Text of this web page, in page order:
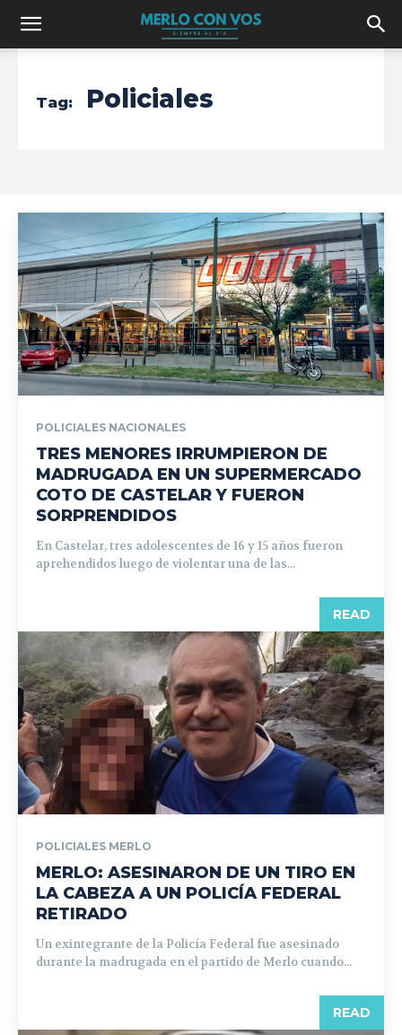
Tag: Policiales
POLICIALES NACIONALES
TRES MENORES IRRUMPIERON DE
MADRUGADA EN UN SUPERMERCADO
COTO DE CASTELAR Y FUERON
SORPRENDIDOS
En Castelar, tres adolescentes de 16 y 15 años fueron
aprehendidos luego de violentar una de las...
READ
POLICIALES MERLO
MERLO: ASESINARON DE UN TIRO EN
LA CABEZA A UN POLICÍA FEDERAL
RETIRADO
Un exintegrante de la Policía Federal fue asesinado
durante la madrugada en el partido de Merlo cuando...
READ